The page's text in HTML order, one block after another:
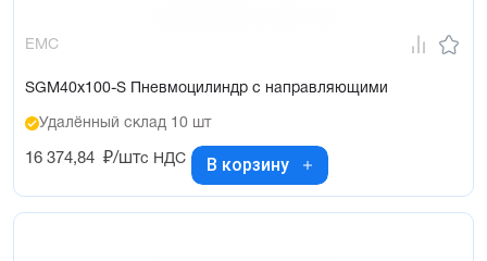
EMC
SGM40x100-S Пневмоцилиндр с направляющими
Удалённый склад 10 шт
16 374,84 ₽/штс НДС В корзину